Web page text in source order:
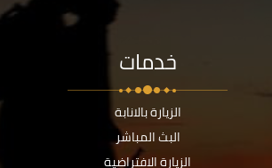
خدمات
الزيارة بالانابة
البث المباشر
الزيارة الافتراضية